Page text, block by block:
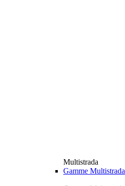
Multistrada
Gamme Multistrada